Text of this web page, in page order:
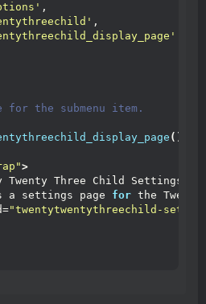
,
,
for the submenu item.
()
>
Twenty Three Child Settings
a settings page for the Twenty
"twentytwentythreechild-